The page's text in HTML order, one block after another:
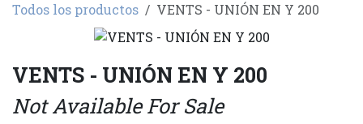
Todos los productos VENTS - UNIÓN EN Y 200
VENTS - UNIÓN EN Y 200
Not Available For Sale